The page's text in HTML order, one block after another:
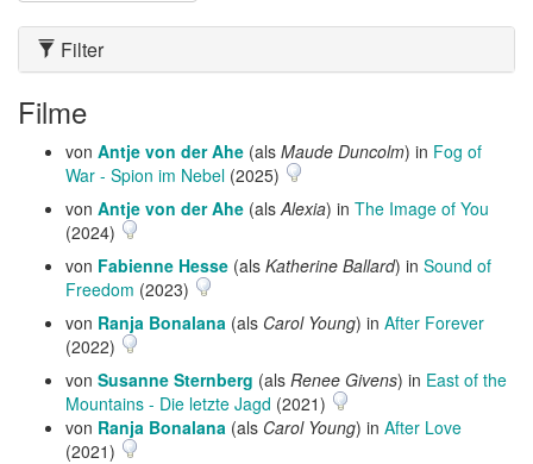
Filter
Filme
von Antje von der Ahe (als Maude Duncolm) in Fog of
War - Spion im Nebel (2025)
von Antje von der Ahe (alsAlexia) in The Image of You
(2024)
von Fabienne Hesse (als Katherine Ballard) in Sound of
Freedom (2023)
von Ranja Bonalana (als Carol Young) in After Forever
(2022)
von Susanne Sternberg (als Renee Givens) in East of the
Mountains - Die letzte Jagd (2021)
von Ranja Bonalana (als Carol Young) in After Love
(2021)